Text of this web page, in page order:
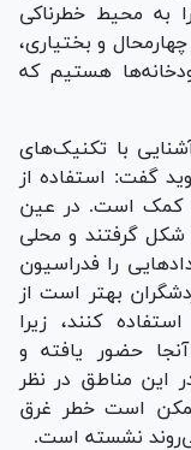
به محیط‌ خطرناکی
و بختیاری،
هستیم که
با تکنیک‌های
گفت: استفاده از
کمک است. در عین
گرفتند و محلی
را فدراسیون
بهتر است از
کنند، زیرا
حضور یافته و
این مناطق در نظر
است خطر غرق
نشسته است.